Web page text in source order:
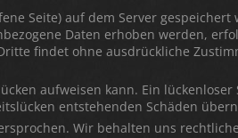
Seite) auf dem Server gespeichert
Daten erhoben werden,
findet ohne ausdrückliche
aufweisen kann. Ein lückenloser
entstehenden Schäden
Wir behalten uns